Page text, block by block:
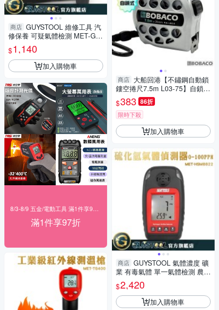
商店 GUYSTOOL 維修工具 汽
修保養 可疑氣體檢測 MET-GL
D5750B 可繞曲探頭 汽車冷媒
測漏儀
$1,140
加入購物車
滿1件享97折
商店 大船回港【不鏽鋼自動鎖
鏤空捲尺7.5m L03-75】自鎖式
捲尺 木工 卷尺 米尺 鋼捲尺 工
程量尺 鋼尺
$383 86折
限時下殺
加入購物車
商店 GUYSTOOL 氣體濃度 礦
業 有毒氣體 單一氣體檢測 農業
氣體檢測器 MET-HSM8822 硫
化氫警報器
$2,420
加入購物車